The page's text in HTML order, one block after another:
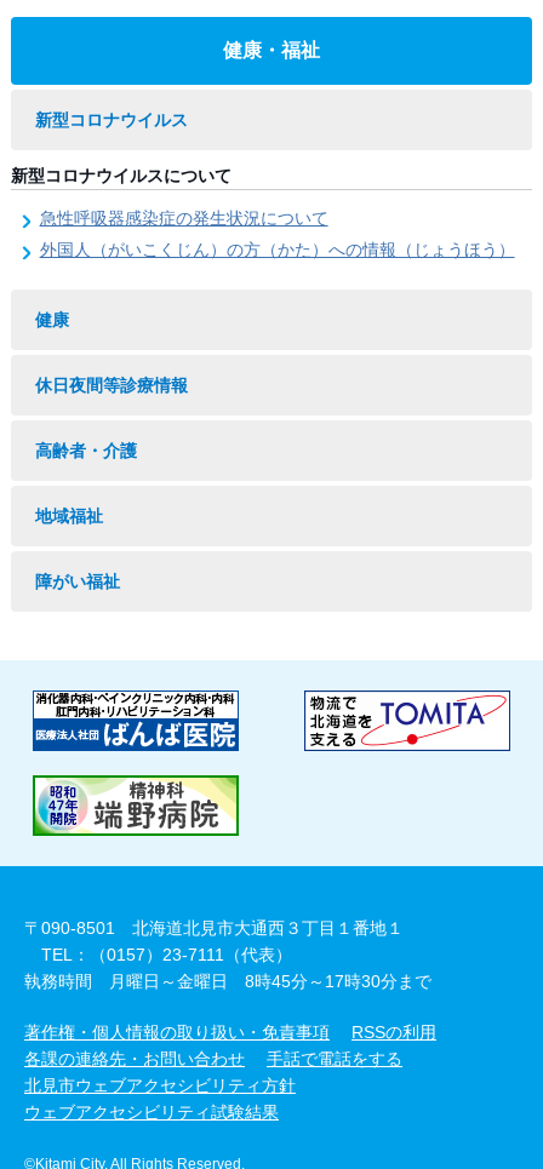
健康・福祉
新型コロナウイルス
新型コロナウイルスについて
急性呼吸器感染症の発生状況について
外国人（がいこくじん）の方（かた）への情報（じょうほう）
健康
休日夜間等診療情報
高齢者・介護
地域福祉
障がい福祉
〒090-8501 北海道北見市大通西３丁目１番地１
TEL：（0157）23-7111（代表）
執務時間 月曜日～金曜日 8時45分～17時30分まで
著作権・個人情報の取り扱い・免責事項
RSSの利用
各課の連絡先・お問い合わせ
手話で電話をする
北見市ウェブアクセシビリティ方針
ウェブアクセシビリティ試験結果
©Kitami City. All Rights Reserved.